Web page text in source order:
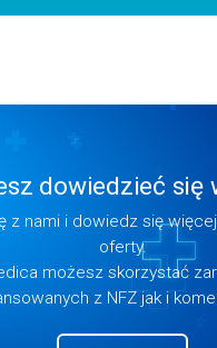
dowiedzieć się
z nami i dowiedz się
oferty.
możesz skorzystać
z NFZ jak i